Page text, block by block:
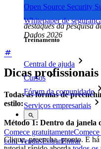
Open Source Security
Whitepaper de
Treinamento
Central de ajuda
Cursos
Fórum da comunidade
Serviços empresariais
Comece gratuitamente
com VendasEntrarEntrar
destaques da pesquisa
Dados 2026
Dicas profissionais
Todas as formas de
estilo:
Método 1: Dentro da janela
Clique, preencha, pronto. E